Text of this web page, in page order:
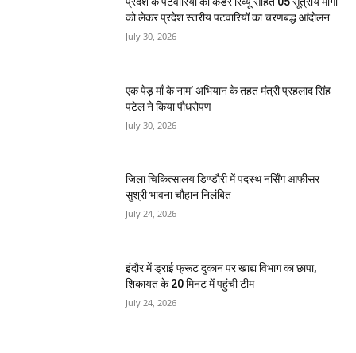
को लेकर प्रदेश स्तरीय पटवारियों का चरणबद्ध आंदोलन
July 30, 2026
एक पेड़ माँ के नाम’ अभियान के तहत मंत्री प्रहलाद सिंह
पटेल ने किया पौधरोपण
July 30, 2026
जिला चिकित्सालय डिण्डौरी में पदस्थ नर्सिंग आफीसर
सुश्री भावना चौहान निलंबित
July 24, 2026
इंदौर में ड्राई फ्रूट दुकान पर खाद्य विभाग का छापा,
शिकायत के 20 मिनट में पहुंची टीम
July 24, 2026